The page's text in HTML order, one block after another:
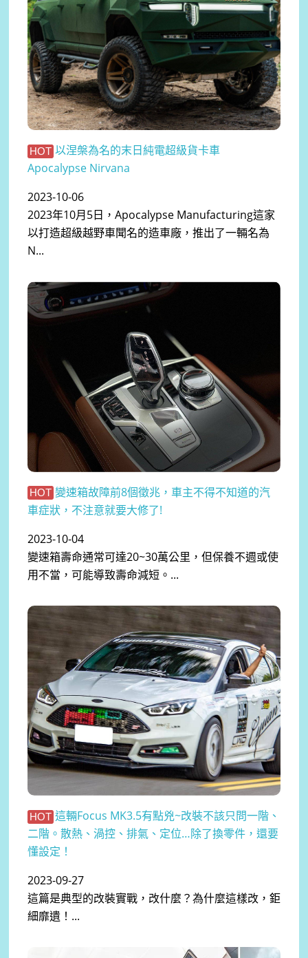
HOT 以涅槃為名的末日純電超級貨卡車
Apocalypse Nirvana
2023-10-06
2023年10月5日，Apocalypse Manufacturing這家
以打造超級越野車聞名的造車廠，推出了一輛名為
N...
HOT 變速箱故障前8個徵兆，車主不得不知道的汽
車症狀，不注意就要大修了!
2023-10-04
變速箱壽命通常可達20~30萬公里，但保養不週或使
用不當，可能導致壽命減短。...
HOT 這輛Focus MK3.5有點兇~改裝不該只問一階、
二階。散熱、渦控、排氣、定位…除了換零件，還要
懂設定！
2023-09-27
這篇是典型的改裝實戰，改什麼？為什麼這樣改，鉅
細靡遺！...